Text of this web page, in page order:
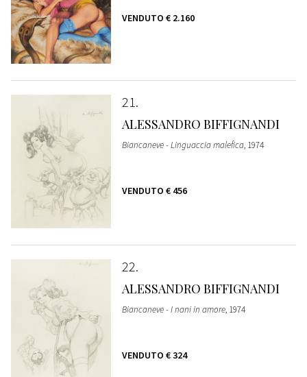
VENDUTO € 2.160
21
ALESSANDRO BIFFIGNANDI
Biancaneve - Linguaccia malefica, 1974
VENDUTO € 456
22
ALESSANDRO BIFFIGNANDI
Biancaneve - I nani in amore, 1974
VENDUTO € 324